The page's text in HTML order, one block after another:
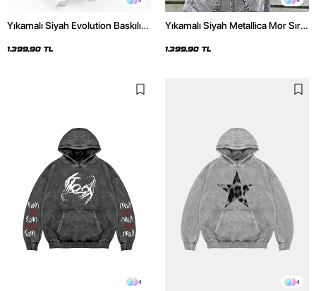
Yıkamalı Siyah Evolution Baskılı
Hoodie
1.399,90 TL
Yıkamalı Siyah Metallica Mor Sırt
Hoodie
1.399,90 TL
4 4